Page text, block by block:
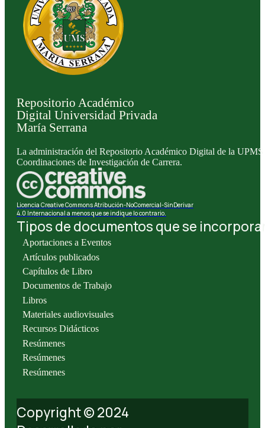
Repositorio Académico
Digital Universidad Privada
María Serrana
La administración del Repositorio Académico Digital de la
Coordinaciones de Investigación de Carrera.
Licencia Creative Commons Atribución-NoComercial-SinDerivar
4.0 Internacional a menos que se indique lo contrario.
Tipos de documentos que se
Aportaciones a Eventos
Artículos publicados
Capítulos de Libro
Documentos de Trabajo
Libros
Materiales audiovisuales
Recursos Didácticos
Resúmenes
Resúmenes
Resúmenes
Copyright © 2024